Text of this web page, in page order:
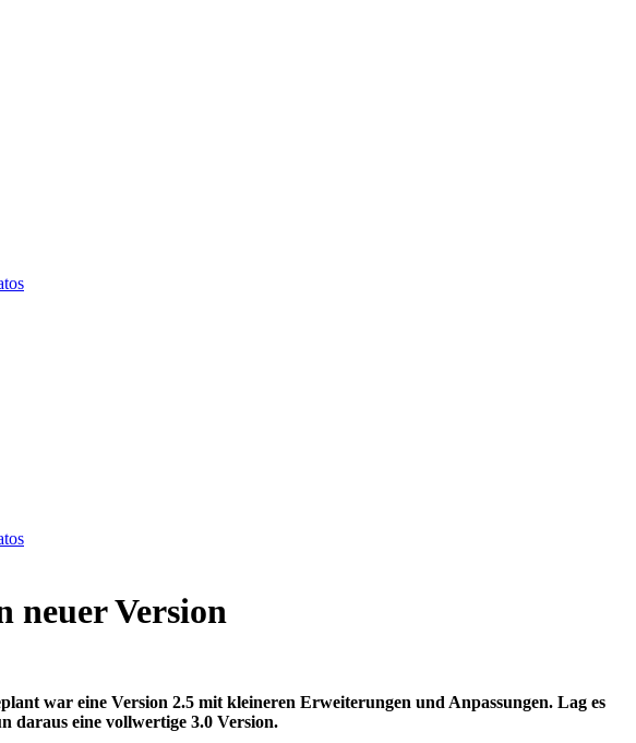
neuer Version
war eine Version 2.5 mit kleineren Erweiterungen und Anpassungen. Lag es
daraus eine vollwertige 3.0 Version.